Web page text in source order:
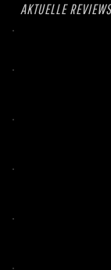
AKTUELLE REVIEWS